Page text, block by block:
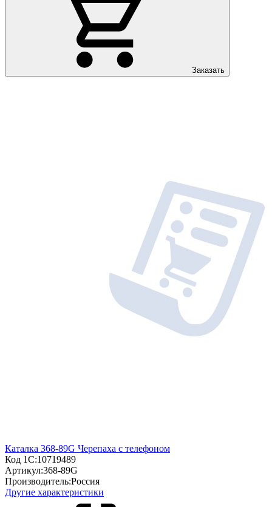
Заказать
Каталка 368-89G Черепаха с телефоном
Код 1С:10719489
Артикул:368-89G
Производитель:Россия
Другие характеристики